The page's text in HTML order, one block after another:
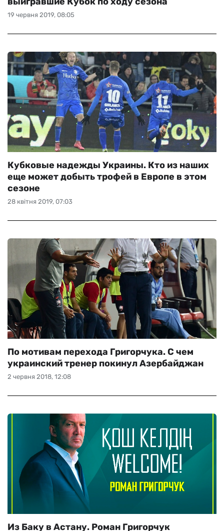
19 червня 2019, 08:05
28 квітня 2019, 07:03
Кубковые надежды Украины. Кто из наших
еще может добыть трофей в Европе в этом
сезоне
2 червня 2018, 12:08
По мотивам перехода Григорчука. С чем
украинский тренер покинул Азербайджан
Из Баку в Астану. Роман Григорчук